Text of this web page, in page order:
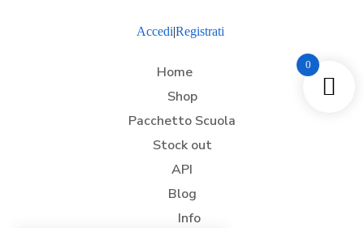
Accedi|Registrati
Home
Shop
Pacchetto Scuola
Stock out
API
Blog
Info
0